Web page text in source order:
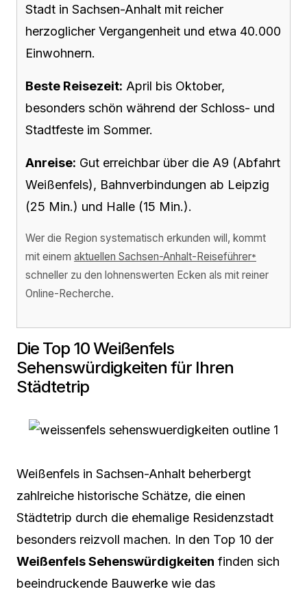
Stadt in Sachsen-Anhalt mit reicher
herzoglicher Vergangenheit und etwa 40.000
Einwohnern.
Beste Reisezeit: April bis Oktober,
besonders schön während der Schloss- und
Stadtfeste im Sommer.
Anreise: Gut erreichbar über die A9 (Abfahrt
Weißenfels), Bahnverbindungen ab Leipzig
(25 Min.) und Halle (15 Min.).
Wer die Region systematisch erkunden will, kommt
mit einem aktuellen Sachsen-Anhalt-Reiseführer*
schneller zu den lohnenswerten Ecken als mit reiner
Online-Recherche.
Die Top 10 Weißenfels
Sehenswürdigkeiten für Ihren
Städtetrip
Weißenfels in Sachsen-Anhalt beherbergt
zahlreiche historische Schätze, die einen
Städtetrip durch die ehemalige Residenzstadt
besonders reizvoll machen. In den Top 10 der
Weißenfels Sehenswürdigkeiten finden sich
beeindruckende Bauwerke wie das